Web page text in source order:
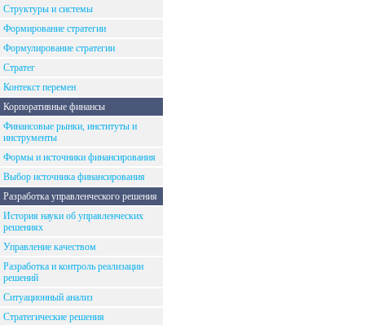
Структуры и системы
Формирование стратегии
Формулирование стратегии
Стратег
Контекст перемен
Корпоративные финансы
Финансовые рынки, институты и
инструменты
Формы и источники финансирования
Выбор источника финансирования
Разработка управленческого решения
История науки об управленческих
решениях
Управление качеством
Разработка и контроль реализации
решений
Ситуационный анализ
Стратегические решения